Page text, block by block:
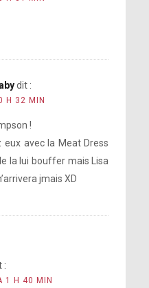
dit :
H 32 MIN
!
eux avec la Meat Dress
la lui bouffer mais Lisa
jmais XD
:
1 H 40 MIN